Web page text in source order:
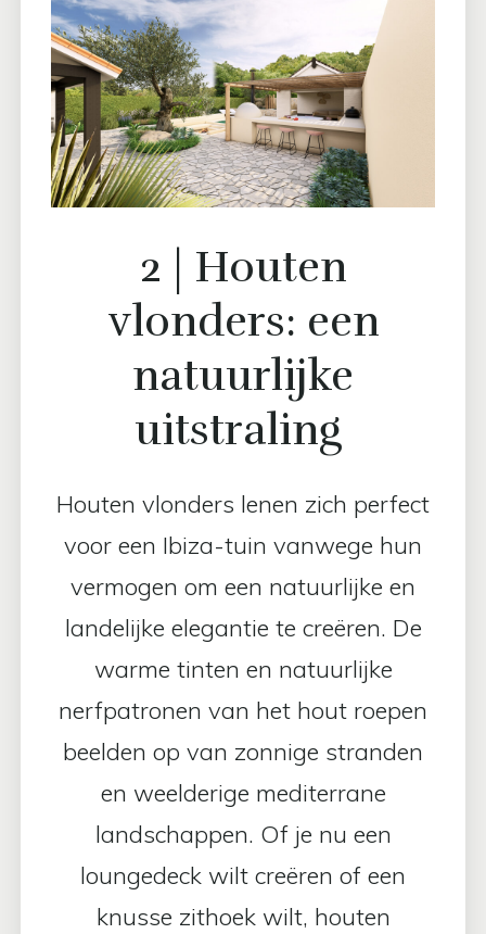
2 | Houten
vlonders: een
natuurlijke
uitstraling
Houten vlonders lenen zich perfect
voor een Ibiza-tuin vanwege hun
vermogen om een ​​natuurlijke en
landelijke elegantie te creëren. De
warme tinten en natuurlijke
nerfpatronen van het hout roepen
beelden op van zonnige stranden
en weelderige mediterrane
landschappen. Of je nu een
loungedeck wilt creëren of een
knusse zithoek wilt, houten